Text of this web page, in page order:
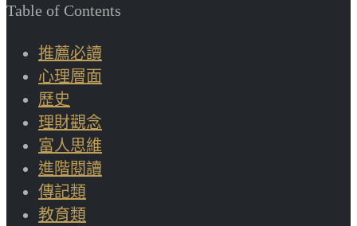
Table of Contents
推薦必讀
心理層面
歷史
理財觀念
富人思維
進階閱讀
傳記類
教育類